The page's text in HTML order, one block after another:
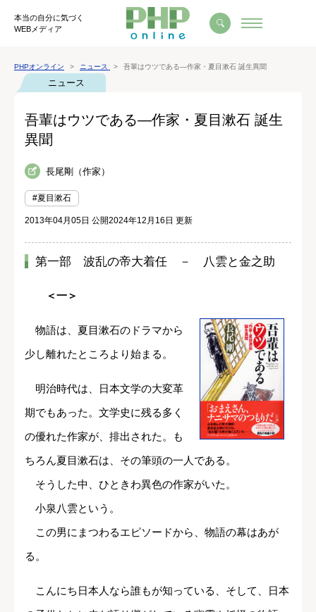
本当の自分に気づく
WEBメディア
PHPオンライン ニュース 吾輩はウツである―作家・夏目漱石 誕生異聞
ニュース
吾輩はウツである―作家・夏目漱石 誕生
異聞
長尾剛（作家）
#夏目漱石
2013年04月05日 公開2024年12月16日 更新
第一部 波乱の帝大着任 － 八雲と金之助
＜一＞
物語は、夏目漱石のドラマから
少し離れたところより始まる。
明治時代は、日本文学の大変革
期でもあった。文学史に残る多く
の優れた作家が、排出された。も
ちろん夏目漱石は、その筆頭の一人である。
そうした中、ひときわ異色の作家がいた。
小泉八雲という。
この男にまつわるエピソードから、物語の幕はあが
る。
こんにち日本人なら誰もが知っている、そして、日本